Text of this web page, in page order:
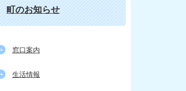
町のお知らせ
窓口案内
生活情報